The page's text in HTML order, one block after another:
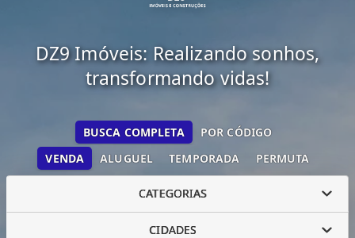
DZ9 Imóveis: Realizando sonhos,
transformando vidas!
VENDA ALUGUEL TEMPORADA PERMUTA
BUSCA COMPLETA POR CÓDIGO
CATEGORIAS
CIDADES